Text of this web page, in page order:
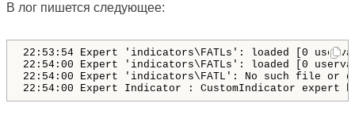
В лог пишется следующее:
22:53:54 Expert 'indicators\FATLs': loaded [0
22:54:00 Expert 'indicators\FATLs': loaded [0
22:54:00 Expert 'indicators\FATL': No such file or
22:54:00 Expert Indicator : CustomIndicator expert